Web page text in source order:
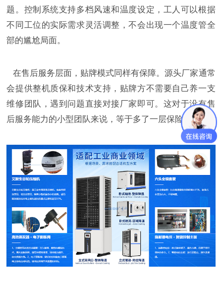
题。控制系统支持多档风速和温度设定，工人可以根据
不同工位的实际需求灵活调整，不会出现一个温度管全
部的尴尬局面。
在售后服务层面，贴牌模式同样有保障。源头厂家通常
会提供整机质保和技术支持，贴牌方不需要自己养一支
维修团队，遇到问题直接对接厂家即可。这对于没有售
后服务能力的小型团队来说，等于多了一层保险。